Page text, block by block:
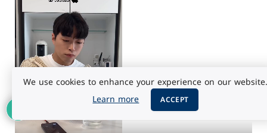
We use cookies to enhance your experience on our website.
Learn more
ACCEPT